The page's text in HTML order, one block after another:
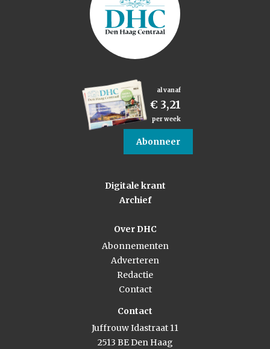
al vanaf
€ 3,21
per week
Abonneer
Digitale krant
Archief
Over DHC
Abonnementen
Adverteren
Redactie
Contact
Contact
Juffrouw Idastraat 11
2513 BE Den Haag